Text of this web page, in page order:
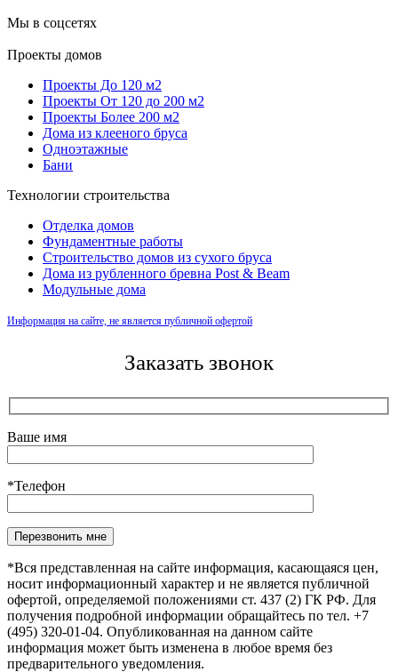
Мы в соцсетях
Проекты домов
Проекты До 120 м2
Проекты От 120 до 200 м2
Проекты Более 200 м2
Дома из клееного бруса
Одноэтажные
Бани
Технологии строительства
Отделка домов
Фундаментные работы
Строительство домов из сухого бруса
Дома из рубленного бревна Post & Beam
Модульные дома
Информация на сайте, не является публичной офертой
Заказать звонок
Ваше имя
*Телефон
Оставьте это поле пустым.
*Вся представленная на сайте информация, касающаяся цен,
носит информационный характер и не является публичной
офертой, определяемой положениями ст. 437 (2) ГК РФ. Для
получения подробной информации обращайтесь по тел. +7
(495) 320-01-04. Опубликованная на данном сайте
информация может быть изменена в любое время без
предварительного уведомления.